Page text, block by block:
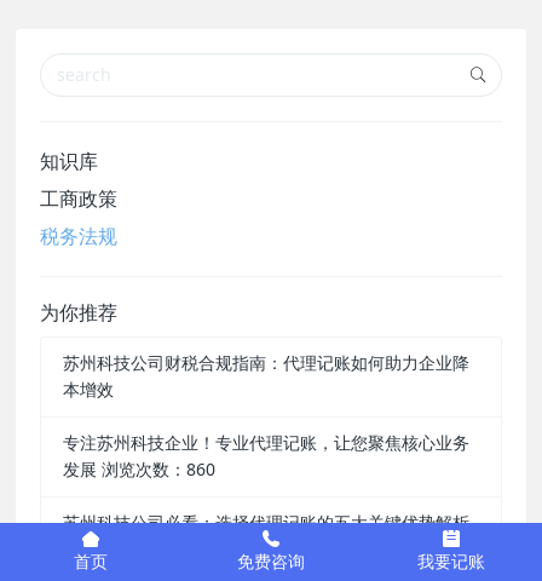
知识库
工商政策
税务法规
为你推荐
苏州科技公司财税合规指南：代理记账如何助力企业降
本增效
专注苏州科技企业！专业代理记账，让您聚焦核心业务
发展 浏览次数：860
苏州科技公司必看：选择代理记账的五大关键优势解析
为苏州科技企业赋能：一站式代理记账解决方案，省心
首页 免费咨询 我要记账